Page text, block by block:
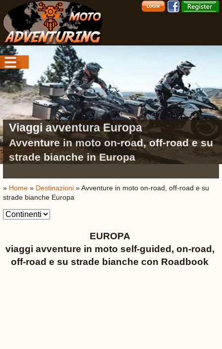
Viaggi avventura Europa
Avventure in moto on-road, off-road e su
strade bianche in Europa
» Home» Destinazioni» Avventure in moto on-road, off-road e su
strade bianche Europa
EUROPA
viaggi avventure in moto self-guided, on-road,
off-road e su strade bianche con Roadbook